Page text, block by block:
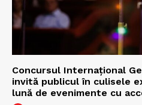
Concursul Internațional
invită publicul în culisele
lună de evenimente cu